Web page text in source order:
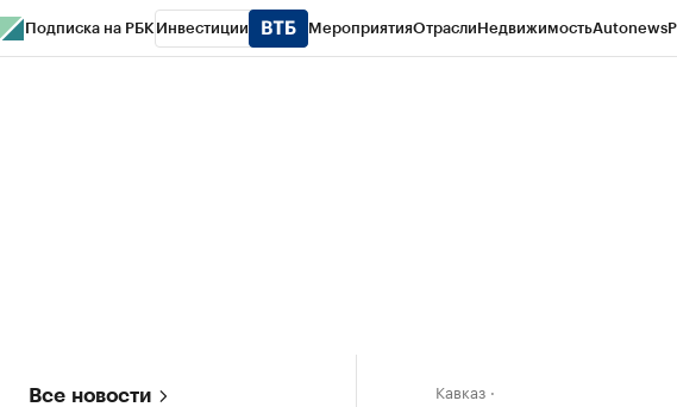
Подписка на РБК Инвестиции МероприятияОтраслиНедвижимостьAutonews
Все новости Кавказ